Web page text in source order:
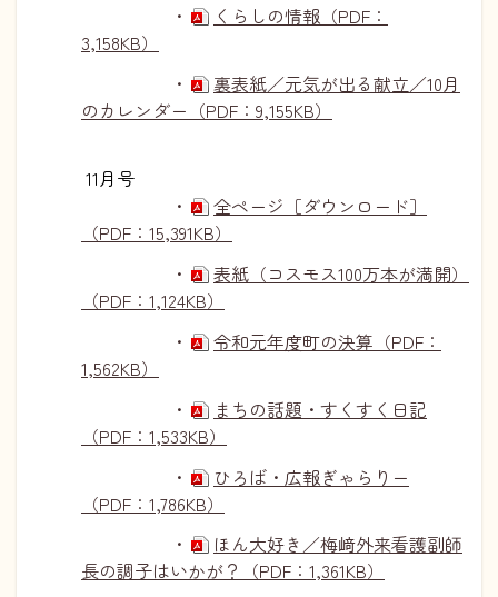
・
くらしの情報（PDF：
3,158KB）
・
裏表紙／元気が出る献立／10月
のカレンダー（PDF：9,155KB）
11月号
・
全ページ［ダウンロード］
（PDF：15,391KB）
・
表紙（コスモス100万本が満開）
（PDF：1,124KB）
・
令和元年度町の決算（PDF：
1,562KB）
・
まちの話題・すくすく日記
（PDF：1,533KB）
・
ひろば・広報ぎゃらりー
（PDF：1,786KB）
・
ほん大好き／梅﨑外来看護副師
長の調子はいかが？（PDF：1,361KB）